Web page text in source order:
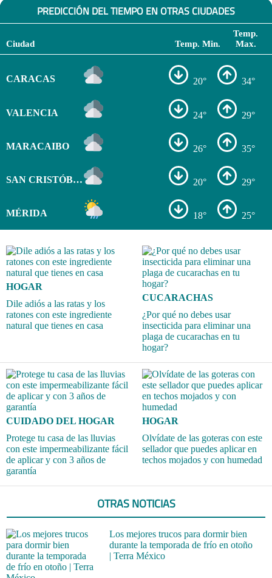
PREDICCIÓN DEL TIEMPO EN OTRAS CIUDADES
Ciudad Temp. Min.
Temp.
Max.
CARACAS 20° 34°
VALENCIA 24° 29°
MARACAIBO 26° 35°
SAN CRISTÓBAL 20° 29°
MÉRIDA 18° 25°
HOGAR
Dile adiós a las ratas y los
ratones con este ingrediente
natural que tienes en casa
CUCARACHAS
¿Por qué no debes usar
insecticida para eliminar una
plaga de cucarachas en tu
hogar?
CUIDADO DEL HOGAR
Protege tu casa de las lluvias
con este impermeabilizante fácil
de aplicar y con 3 años de
garantía
HOGAR
Olvídate de las goteras con este
sellador que puedes aplicar en
techos mojados y con humedad
OTRAS NOTICIAS
Los mejores trucos para dormir bien
durante la temporada de frío en otoño
| Terra México